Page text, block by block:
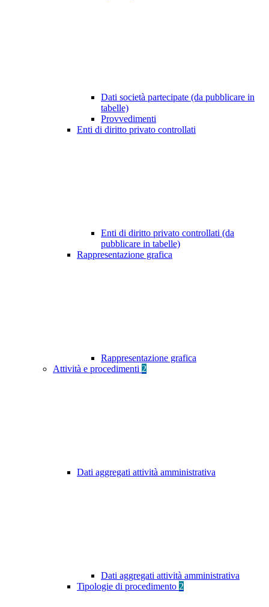
Dati società partecipate (da pubblicare in
tabelle)
Provvedimenti
Enti di diritto privato controllati
Enti di diritto privato controllati (da
pubblicare in tabelle)
Rappresentazione grafica
Rappresentazione grafica
Attività e procedimenti 2
Dati aggregati attività amministrativa
Dati aggregati attività amministrativa
Tipologie di procedimento 2